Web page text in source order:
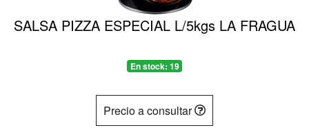
SALSA PIZZA ESPECIAL L/5kgs LA FRAGUA
En stock: 19
Precio a consultar